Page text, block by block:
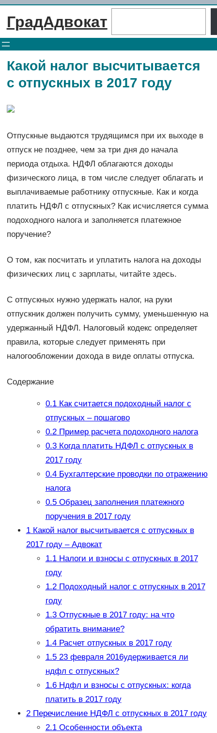
Перейти
ГрадАдвокат
Какой налог высчитывается
с отпускных в 2017 году
Отпускные выдаются трудящимся при их выходе в
отпуск не позднее, чем за три дня до начала
периода отдыха. НДФЛ облагаются доходы
физического лица, в том числе следует облагать и
выплачиваемые работнику отпускные. Как и когда
платить НДФЛ с отпускных? Как исчисляется сумма
подоходного налога и заполняется платежное
поручение?
О том, как посчитать и уплатить налога на доходы
физических лиц с зарплаты, читайте здесь.
С отпускных нужно удержать налог, на руки
отпускник должен получить сумму, уменьшенную на
удержанный НДФЛ. Налоговый кодекс определяет
правила, которые следует применять при
налогообложении дохода в виде оплаты отпуска.
Содержание
0.1Как считается подоходный налог с
отпускных – пошагово
0.2Пример расчета подоходного налога
0.3Когда платить НДФЛ с отпускных в
2017 году
0.4Бухгалтерские проводки по отражению
налога
0.5Образец заполнения платежного
поручения в 2017 году
1Какой налог высчитывается с отпускных в
2017 году – Адвокат
1.1Налоги и взносы с отпускных в 2017
году
1.2Подоходный налог с отпускных в 2017
году
1.3Отпускные в 2017 году: на что
обратить внимание?
1.4Расчет отпускных в 2017 году
1.523 февраля 2016удерживается ли
ндфл с отпускных?
1.6Ндфл и взносы с отпускных: когда
платить в 2017 году
2Перечисление НДФЛ с отпускных в 2017 году
2.1Особенности объекта